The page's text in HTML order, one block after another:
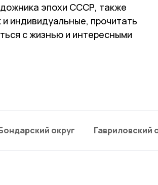
эпохи СССР, также
и индивидуальные, прочитать
с жизнью и интересными
округ Гавриловский